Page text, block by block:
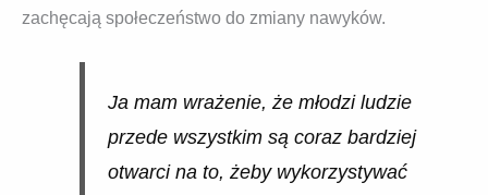
zachęcają społeczeństwo do zmiany nawyków.
Ja mam wrażenie, że młodzi ludzie
przede wszystkim są coraz bardziej
otwarci na to, żeby wykorzystywać